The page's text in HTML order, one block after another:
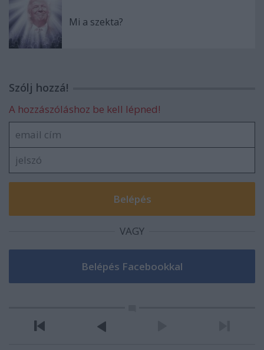
Mi a szekta?
Szólj hozzá!
A hozzászóláshoz be kell lépned!
VAGY